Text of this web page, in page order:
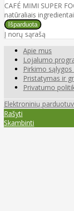
CAFÉ MIMI SUPER
natūraliais
Į norų sąrašą
Apie mus
Lojalumo
Pirkimo
Pristatymas ir
Privatumo
Elektroninių
Rašyti
Skambinti